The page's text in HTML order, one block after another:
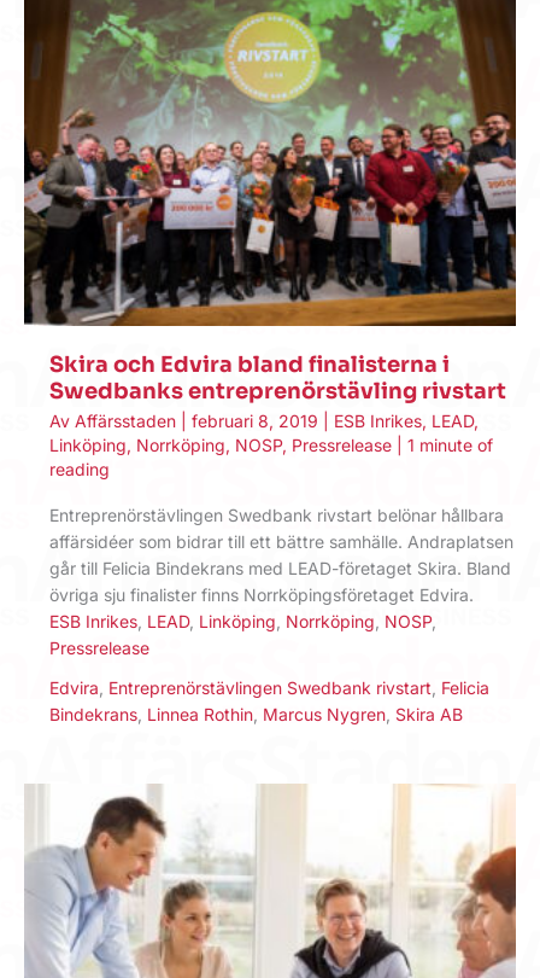
Skira och Edvira bland finalisterna i
Swedbanks entreprenörstävling rivstart
Av Affärsstaden februari 8, 2019 ESB Inrikes, LEAD,
Linköping, Norrköping, NOSP, Pressrelease
1 minute of
reading
Entreprenörstävlingen Swedbank rivstart belönar hållbara
affärsidéer som bidrar till ett bättre samhälle. Andraplatsen
går till Felicia Bindekrans med LEAD-företaget Skira. Bland
övriga sju finalister finns Norrköpingsföretaget Edvira.
ESB Inrikes LEAD, Linköping Norrköping NOSP,
Pressrelease
Edvira Entreprenörstävlingen Swedbank rivstart Felicia
Bindekrans Linnea Rothin Marcus Nygren Skira AB